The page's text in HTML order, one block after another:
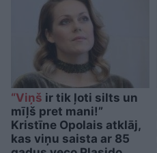
“Viņš ir tik ļoti silts un
mīļš pret mani!”
Kristīne Opolais atklāj,
kas viņu saista ar 85